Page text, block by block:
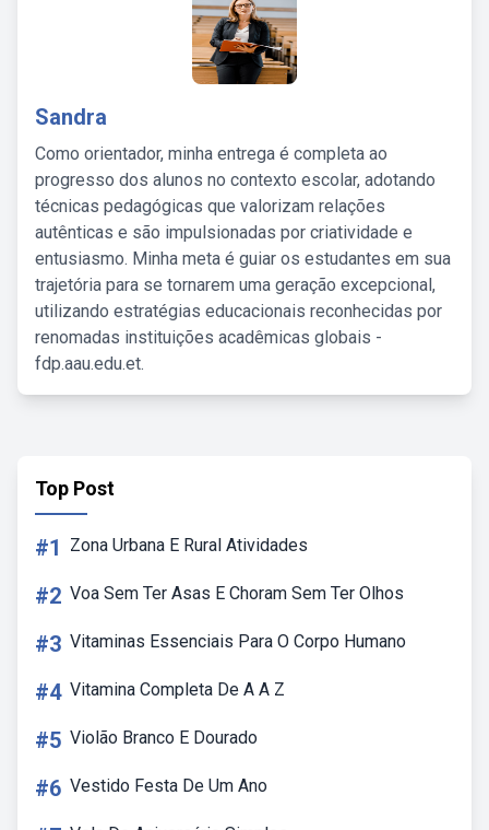
Sandra
Como orientador, minha entrega é completa ao
progresso dos alunos no contexto escolar, adotando
técnicas pedagógicas que valorizam relações
autênticas e são impulsionadas por criatividade e
entusiasmo. Minha meta é guiar os estudantes em sua
trajetória para se tornarem uma geração excepcional,
utilizando estratégias educacionais reconhecidas por
renomadas instituições acadêmicas globais -
fdp.aau.edu.et.
Top Post
#1 Zona Urbana E Rural Atividades
#2 Voa Sem Ter Asas E Choram Sem Ter Olhos
#3 Vitaminas Essenciais Para O Corpo Humano
#4 Vitamina Completa De A A Z
#5 Violão Branco E Dourado
#6 Vestido Festa De Um Ano